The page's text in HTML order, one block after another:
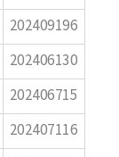
202409196
202406130
202406715
202407116